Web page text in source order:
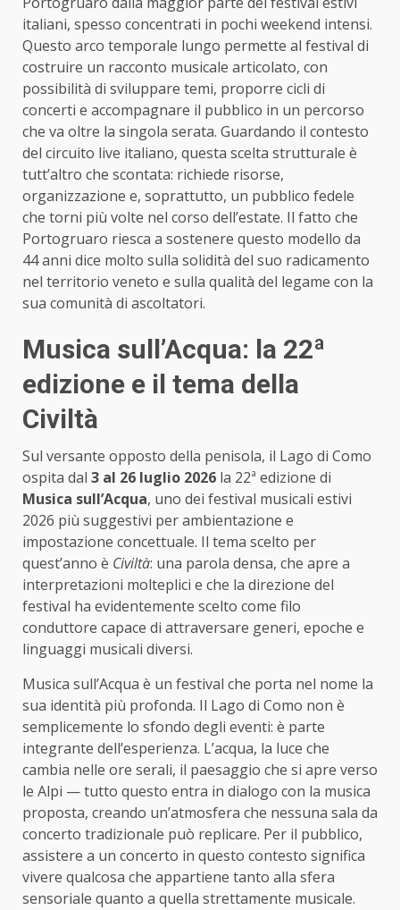
italiani, spesso concentrati in pochi weekend intensi.
Questo arco temporale lungo permette al festival di
costruire un racconto musicale articolato, con
possibilità di sviluppare temi, proporre cicli di
concerti e accompagnare il pubblico in un percorso
che va oltre la singola serata. Guardando il contesto
del circuito live italiano, questa scelta strutturale è
tutt’altro che scontata: richiede risorse,
organizzazione e, soprattutto, un pubblico fedele
che torni più volte nel corso dell’estate. Il fatto che
Portogruaro riesca a sostenere questo modello da
44 anni dice molto sulla solidità del suo radicamento
nel territorio veneto e sulla qualità del legame con la
sua comunità di ascoltatori.
Musica sull’Acqua: la 22ª
edizione e il tema della
Civiltà
Sul versante opposto della penisola, il Lago di Como
ospita dal 3 al 26 luglio 2026 la 22ª edizione di
Musica sull’Acqua, uno dei festival musicali estivi
2026 più suggestivi per ambientazione e
impostazione concettuale. Il tema scelto per
quest’anno è Civiltà: una parola densa, che apre a
interpretazioni molteplici e che la direzione del
festival ha evidentemente scelto come filo
conduttore capace di attraversare generi, epoche e
linguaggi musicali diversi.
Musica sull’Acqua è un festival che porta nel nome la
sua identità più profonda. Il Lago di Como non è
semplicemente lo sfondo degli eventi: è parte
integrante dell’esperienza. L’acqua, la luce che
cambia nelle ore serali, il paesaggio che si apre verso
le Alpi — tutto questo entra in dialogo con la musica
proposta, creando un’atmosfera che nessuna sala da
concerto tradizionale può replicare. Per il pubblico,
assistere a un concerto in questo contesto significa
vivere qualcosa che appartiene tanto alla sfera
sensoriale quanto a quella strettamente musicale.